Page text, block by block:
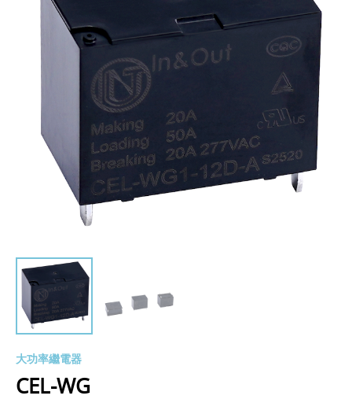
大功率繼電器
CEL-WG